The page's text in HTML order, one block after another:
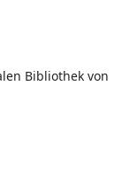
Bibliothek von